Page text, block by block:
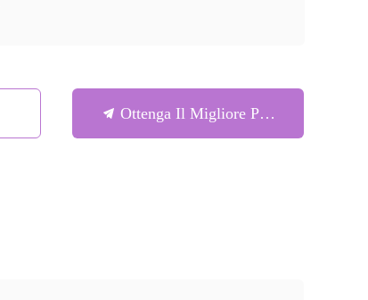
Ottenga Il Migliore Prezzo